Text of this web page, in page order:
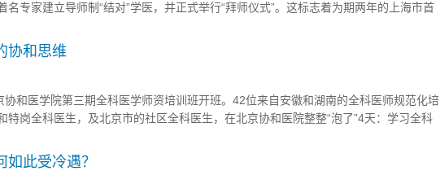
名专家建立导师制“结对”学医，并正式举行“拜师仪式”。这标志着为期两年的上海市首
养住院医生办法后...
协和思维
医学院第三期全科医学师资培训班开班。42位来自安徽和湖南的全科医师规范化培
特岗全科医生，及北京市的社区全科医生，在北京协和医院整整“泡了”4天：学习全科
。 学员张伟是安徽省阜阳市人民医院干部老年科...
此受冷遇？